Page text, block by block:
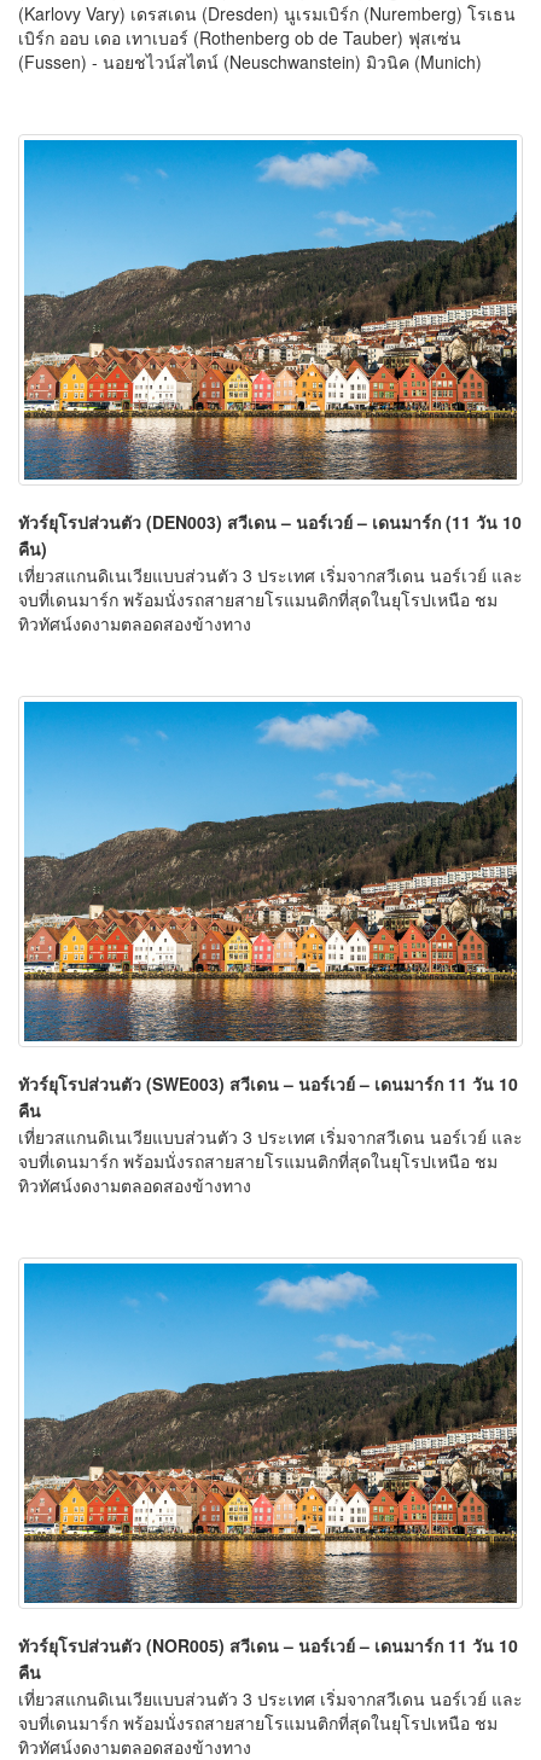
(Karlovy Vary) เดรสเดน (Dresden) นูเรมเบิร์ก (Nuremberg) โรเธน
เบิร์ก ออบ เดอ เทาเบอร์ (Rothenberg ob de Tauber) ฟุสเซ่น
(Fussen) - นอยชไวน์สไตน์ (Neuschwanstein) มิวนิค (Munich)
ทัวร์ยุโรปส่วนตัว (DEN003) สวีเดน – นอร์เวย์ – เดนมาร์ก (11 วัน 10
คืน)
เที่ยวสแกนดิเนเวียแบบส่วนตัว 3 ประเทศ เริ่มจากสวีเดน นอร์เวย์ และ
จบที่เดนมาร์ก พร้อมนั่งรถสายสายโรแมนติกที่สุดในยุโรปเหนือ ชม
ทิวทัศน์งดงามตลอดสองข้างทาง
ทัวร์ยุโรปส่วนตัว (SWE003) สวีเดน – นอร์เวย์ – เดนมาร์ก 11 วัน 10
คืน
เที่ยวสแกนดิเนเวียแบบส่วนตัว 3 ประเทศ เริ่มจากสวีเดน นอร์เวย์ และ
จบที่เดนมาร์ก พร้อมนั่งรถสายสายโรแมนติกที่สุดในยุโรปเหนือ ชม
ทิวทัศน์งดงามตลอดสองข้างทาง
ทัวร์ยุโรปส่วนตัว (NOR005) สวีเดน – นอร์เวย์ – เดนมาร์ก 11 วัน 10
คืน
เที่ยวสแกนดิเนเวียแบบส่วนตัว 3 ประเทศ เริ่มจากสวีเดน นอร์เวย์ และ
จบที่เดนมาร์ก พร้อมนั่งรถสายสายโรแมนติกที่สุดในยุโรปเหนือ ชม
ทิวทัศน์งดงามตลอดสองข้างทาง